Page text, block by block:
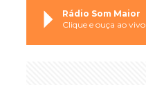
Rádio Som Maior
Clique e ouça ao vivo